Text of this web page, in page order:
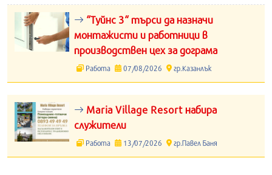
“Туйнс 3“ търси да назначи
монтажисти и работници в
производствен цех за дограма
Работа 07/08/2026 гр.Казанлък
Maria Village Resort набира
служители
Работа 13/07/2026 гр.Павел Баня